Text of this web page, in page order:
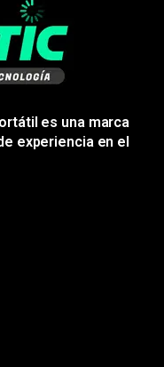
es una marca
experiencia en el